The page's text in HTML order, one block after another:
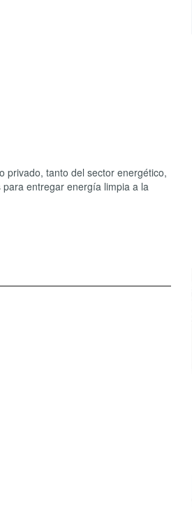
privado, tanto del sector energético,
entregar energía limpia a la